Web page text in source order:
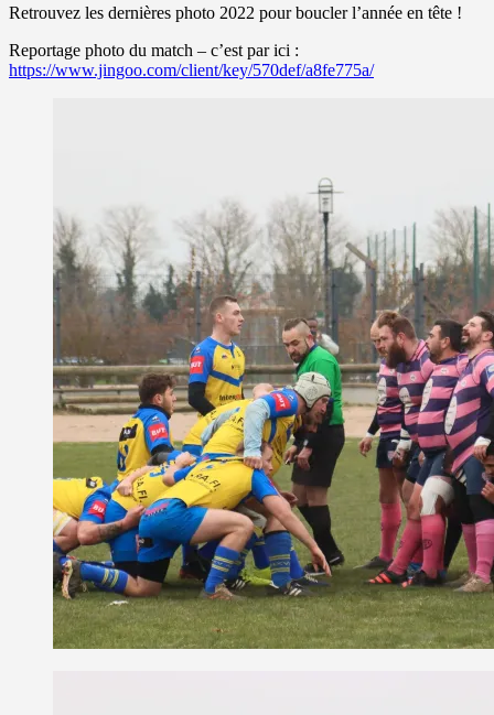
Retrouvez les dernières photo 2022 pour boucler l’année en tête !
Reportage photo du match – c’est par ici :
https://www.jingoo.com/client/key/570def/a8fe775a/